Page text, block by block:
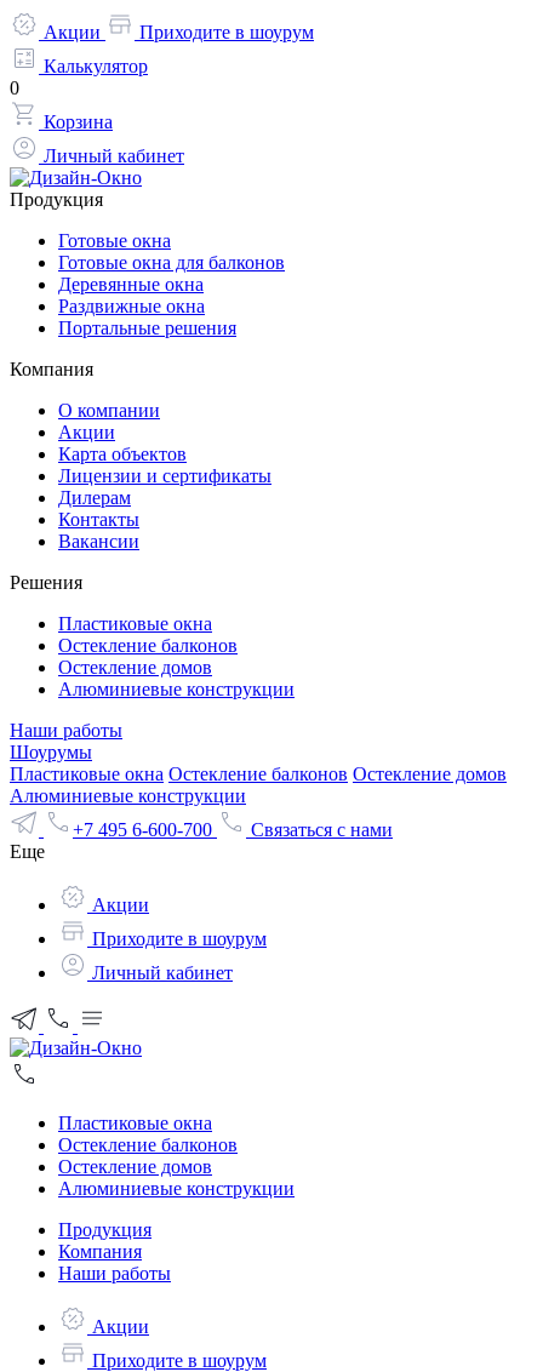
Акции
Приходите в шоурум
Калькулятор
0
Корзина
Личный кабинет
Продукция
Готовые окна
Готовые окна для балконов
Деревянные окна
Раздвижные окна
Портальные решения
Компания
О компании
Акции
Карта объектов
Лицензии и сертификаты
Дилерам
Контакты
Вакансии
Решения
Пластиковые окна
Остекление балконов
Остекление домов
Алюминиевые конструкции
Наши работы
Шоурумы
Пластиковые окна Остекление балконов Остекление домов
Алюминиевые конструкции
+7 495 6-600-700
Связаться с нами
Еще
Акции
Приходите в шоурум
Личный кабинет
Пластиковые окна
Остекление балконов
Остекление домов
Алюминиевые конструкции
Продукция
Компания
Наши работы
Акции
Приходите в шоурум